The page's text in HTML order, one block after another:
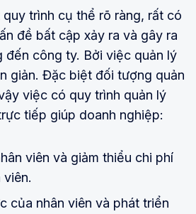
trình cụ thể rõ ràng, rất có
đề bất cập xảy ra và gây ra
đến công ty. Bởi việc quản lý
giản. Đặc biệt đối tượng quản
việc có quy trình quản lý
tiếp giúp doanh nghiệp:
viên và giảm thiểu chi phí
của nhân viên và phát triển